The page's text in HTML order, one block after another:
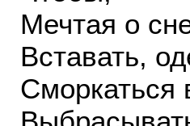
Мечтая о
Вставать,
Сморкаться